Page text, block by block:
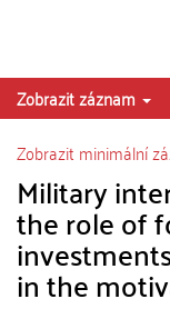
Zobrazit záznam
Zobrazit minimální
Military
the role of
in the